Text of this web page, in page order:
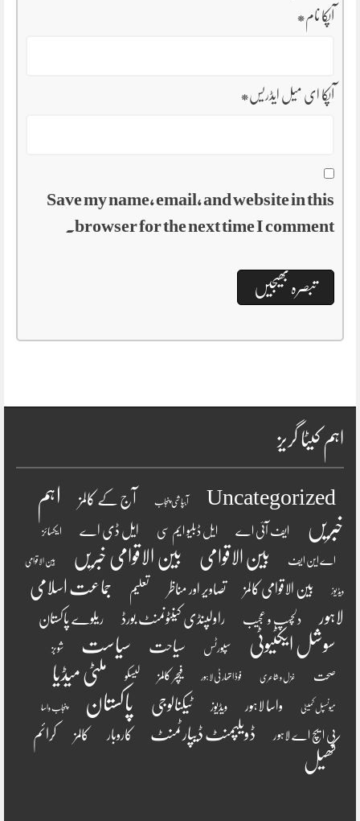
آپکا نام*
آپکا ای میل ایڈریس*
Save my name, email, and website in this
browser for the next time I comment.
اہم کیٹا گریز
Uncategorized آبپاشی پنجاب آج کے کالمز
اہم
خبریں
ایف آئی اے ایل ڈبلیو ایم سی ایل ڈی اے ایکسائز
اے این ایف بین الاقوامی بین الاقوامی خبریں بین الاقوامی
ویڈیوز بین الاقوامی کالمز تصاویر اور مناظر تعلیم
جماعت اسلامی
لاہور
دلچسپ و عجیب راولپنڈی کینٹونمنٹ بورڈ ریلوے پاکستان
سوشل ایکٹیوٹی سپورٹس سیاحت سیاست شوبز
صحت غزل و شاعری فوڈ اتھارٹی لاہور فیچر کالمز لیسکو ملٹی میڈیا
میونسپل کمیٹی واسا لاہور ویڈیوز ٹیکنالوجی پاکستان پنجاب واسا
پی ایچ اے لاہور ڈویلپمنٹ ڈیپارٹمنٹ کاروبار کالمز کرائم
کھیل